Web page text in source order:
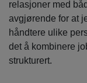
relasjoner med
avgjørende for at
håndtere ulike
det å kombinere
strukturert.